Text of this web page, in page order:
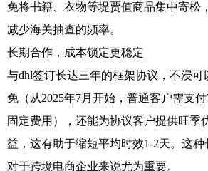
免将书籍、衣物等堤贾值商品集中寄松
减少海关抽查的频率。
长期合作，成本锁定更稳定
与dhl签订长达三年的框架协议，不浸可
免（从2025年7月开始，普通客户需支付
固定费用），还能为协议客户提供旺季
益，这有助于缩短平均时效1-2天。这
对于跨境电商企业来说尤为重要。